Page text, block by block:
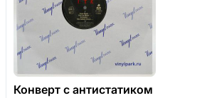
Конверт с антистатиком